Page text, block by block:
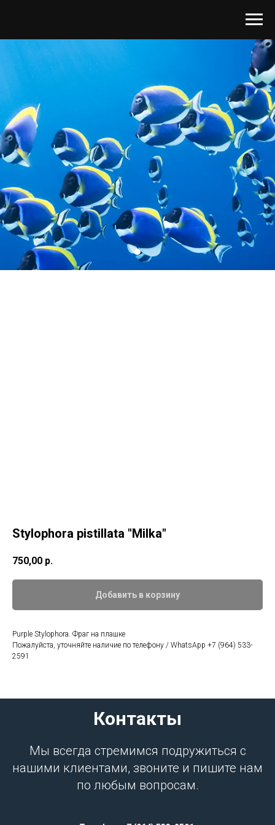
Stylophora pistillata "Milka"
750,00 р.
Добавить в корзину
Purple Stylophora. Фраг на плашке
Пожалуйста, уточняйте наличие по телефону / WhatsApp +7 (964) 533-
2591
Контакты
Мы всегда стремимся подружиться с
нашими клиентами, звоните и пишите нам
по любым вопросам.